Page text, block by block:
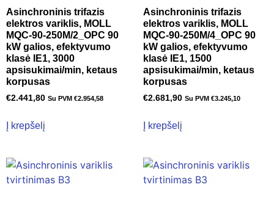
Asinchroninis trifazis
elektros variklis, MOLL
MQC-90-250M/2_OPC 90
kW galios, efektyvumo
klasė IE1, 3000
apsisukimai/min, ketaus
korpusas
€2.441,80 Su PVM €2.954,58
Į krepšelį
Asinchroninis trifazis
elektros variklis, MOLL
MQC-90-250M/4_OPC 90
kW galios, efektyvumo
klasė IE1, 1500
apsisukimai/min, ketaus
korpusas
€2.681,90 Su PVM €3.245,10
Į krepšelį